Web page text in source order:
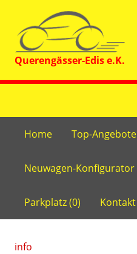
Home Top-Angebote
Neuwagen-Konfigurator
Parkplatz (0) Kontakt
info